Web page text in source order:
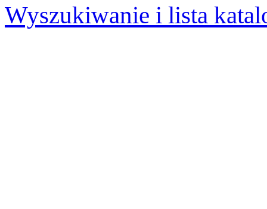
Wyszukiwanie i lista